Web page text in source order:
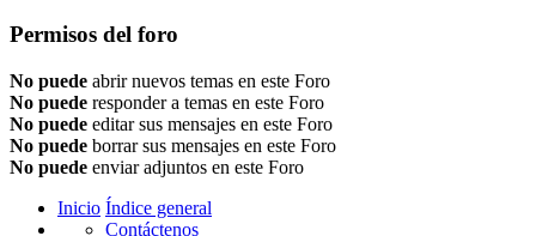
Permisos del foro
No puede abrir nuevos temas en este Foro
No puede responder a temas en este Foro
No puede editar sus mensajes en este Foro
No puede borrar sus mensajes en este Foro
No puede enviar adjuntos en este Foro
Inicio Índice general
Contáctenos